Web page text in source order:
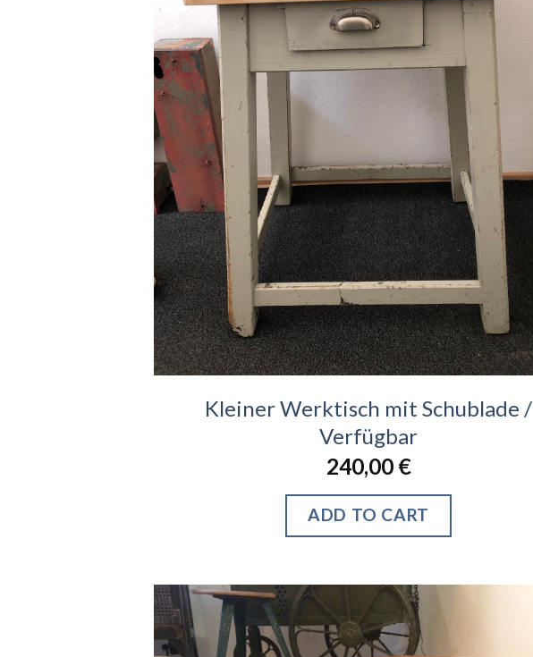
Kleiner Werktisch mit Schublade /
Verfügbar
240,00 €
ADD TO CART